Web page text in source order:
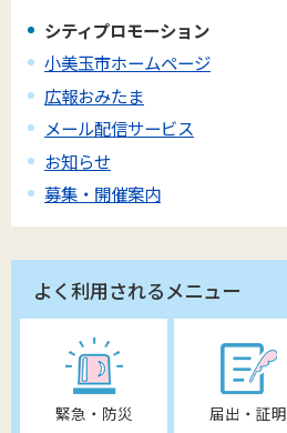
シティプロモーション
小美玉市ホームページ
広報おみたま
メール配信サービス
お知らせ
募集・開催案内
よく利用されるメニュー
緊急・防災 届出・証明